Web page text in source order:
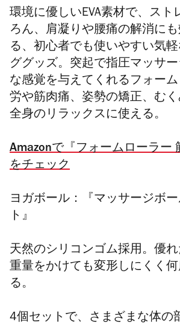
環境に優しいEVA素材で、スト
ろん、肩凝りや腰痛の解消に
る、初心者でも使いやすい気
ググッズ。 突起で指圧マッサ
な感覚を与えてくれるフォー
労や筋肉痛、姿勢の矯正、む
全身のリラックスに使える。
Amazonで『フォームローラー
をチェック
ヨガボール：
『マッサージボ
ト』
天然のシリコンゴム採用。優れ
重量をかけても変形しにくく
る。
4個セットで、さまざまな体の